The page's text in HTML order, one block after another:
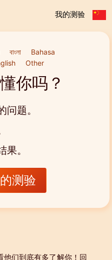
我的测验
বাংলা
Bahasa
Other
你吗？
问题。
果。
测验
他们到底有多了解你！回